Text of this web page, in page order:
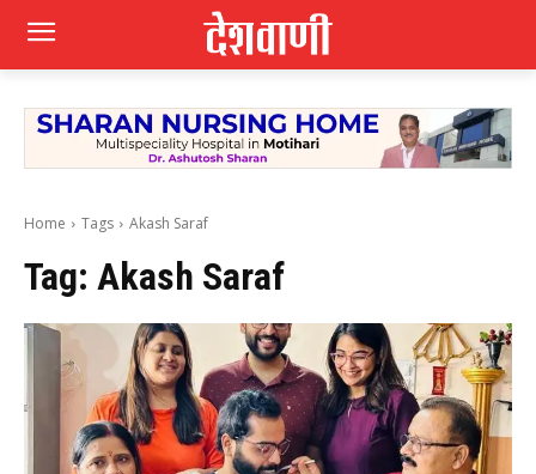
Home Tags Akash Saraf
Tag: Akash Saraf